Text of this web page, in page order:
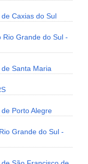
Caxias do Sul
Rio Grande do Sul -
Santa Maria
Porto Alegre
Grande do Sul -